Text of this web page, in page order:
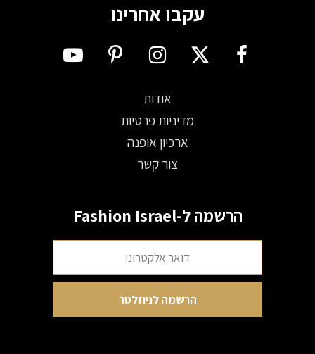
עקבו אחרינו
אודות
מדיניות פרטיות
ארכיון אופנה
צור קשר
הרשמה ל-Fashion Israel